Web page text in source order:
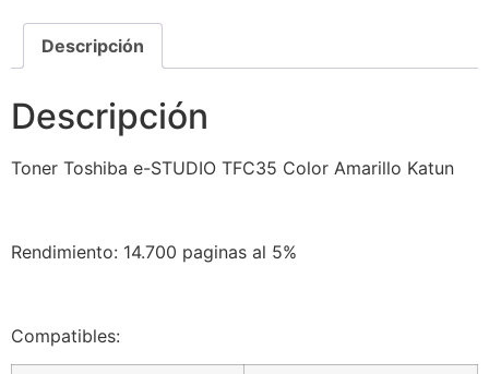
Descripción
Descripción
Toner Toshiba e-STUDIO TFC35 Color Amarillo Katun
Rendimiento: 14.700 paginas al 5%
Compatibles: